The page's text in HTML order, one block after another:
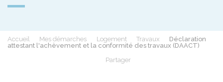
Accueil Mes démarches Logement Travaux
Déclaration
attestant l'achèvement et la conformité des travaux (DAACT)
Partager